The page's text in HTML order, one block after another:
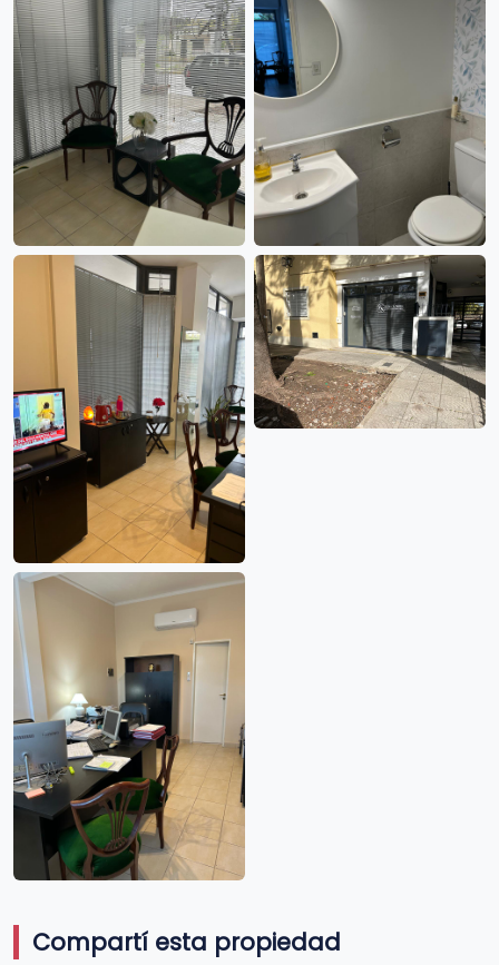
Compartí esta propiedad